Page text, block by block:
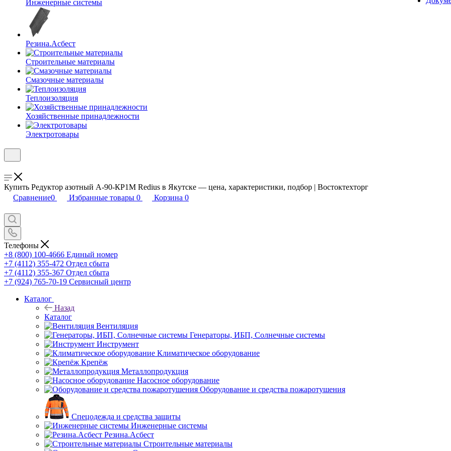
Инженерные системы
Резина.Асбест
Строительные материалы
Смазочные материалы
Теплоизоляция
Хозяйственные принадлежности
Электротовары
Купить Редуктор азотный А-90-КР1М Redius в Якутске — цена, характеристики, подбор | Востоктехторг
Сравнение0 Избранные товары 0 Корзина 0
Телефоны
+8 (800) 100-4666 Единый номер
+7 (4112) 355-472 Отдел сбыта
+7 (4112) 355-367 Отдел сбыта
+7 (924) 765-70-19 Сервисный центр
Каталог
Назад
Каталог
Вентиляция
Генераторы, ИБП, Солнечные системы
Инструмент
Климатическое оборудование
Крепёж
Металлопродукция
Насосное оборудование
Оборудование и средства пожаротушения
Спецодежда и средства защиты
Инженерные системы
Резина.Асбест
Строительные материалы